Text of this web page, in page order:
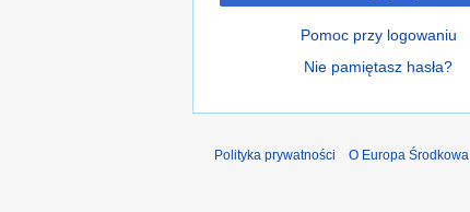
Pomoc przy logowaniu
Nie pamiętasz hasła?
Polityka prywatności O Europa Środkowa